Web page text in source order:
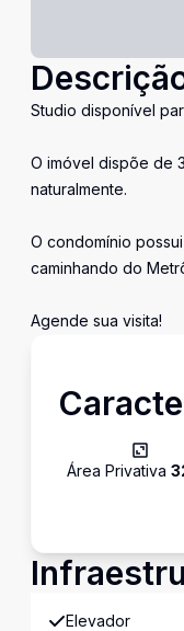
Studio disponível
O imóvel dispõe de
naturalmente.
O condomínio
caminhando do
Agende sua visita!
Área Privativa
Elevador